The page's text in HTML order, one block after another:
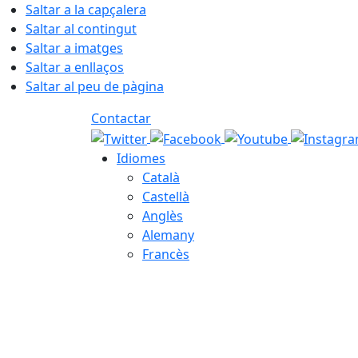
Saltar a la capçalera
Saltar al contingut
Saltar a imatges
Saltar a enllaços
Saltar al peu de pàgina
Contactar
Idiomes
Català
Castellà
Anglès
Alemany
Francès